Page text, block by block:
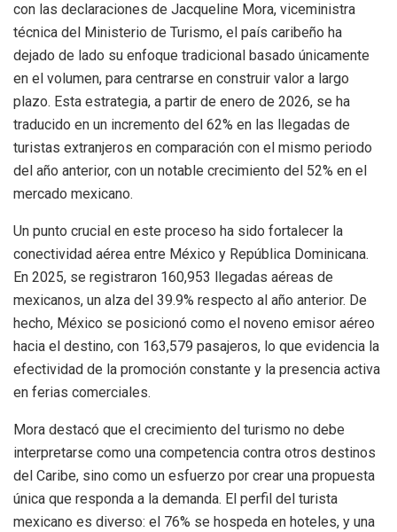
con las declaraciones de Jacqueline Mora, viceministra
técnica del Ministerio de Turismo, el país caribeño ha
dejado de lado su enfoque tradicional basado únicamente
en el volumen, para centrarse en construir valor a largo
plazo. Esta estrategia, a partir de enero de 2026, se ha
traducido en un incremento del 62% en las llegadas de
turistas extranjeros en comparación con el mismo periodo
del año anterior, con un notable crecimiento del 52% en el
mercado mexicano.
Un punto crucial en este proceso ha sido fortalecer la
conectividad aérea entre México y República Dominicana.
En 2025, se registraron 160,953 llegadas aéreas de
mexicanos, un alza del 39.9% respecto al año anterior. De
hecho, México se posicionó como el noveno emisor aéreo
hacia el destino, con 163,579 pasajeros, lo que evidencia la
efectividad de la promoción constante y la presencia activa
en ferias comerciales.
Mora destacó que el crecimiento del turismo no debe
interpretarse como una competencia contra otros destinos
del Caribe, sino como un esfuerzo por crear una propuesta
única que responda a la demanda. El perfil del turista
mexicano es diverso: el 76% se hospeda en hoteles, y una